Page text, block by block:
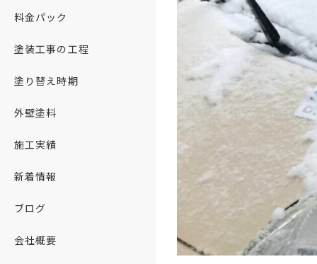
料金パック
塗装工事の工程
塗り替え時期
外壁塗料
施工実績
新着情報
ブログ
会社概要